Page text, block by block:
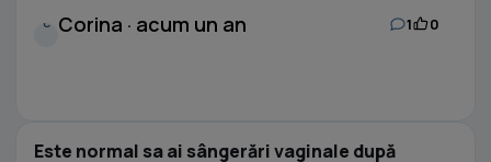
C Corina · acum un an 1 0
Este normal sa ai sângerări vaginale după